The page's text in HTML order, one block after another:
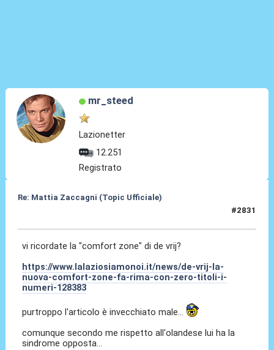
mr_steed
Lazionetter
12.251
Registrato
Re: Mattia Zaccagni (Topic Ufficiale)
#2831
vi ricordate la "comfort zone" di de vrij?
https://www.lalaziosiamonoi.it/news/de-vrij-la-
nuova-comfort-zone-fa-rima-con-zero-titoli-i-
numeri-128383
purtroppo l'articolo è invecchiato male...
comunque secondo me rispetto all'olandese lui ha la
sindrome opposta...